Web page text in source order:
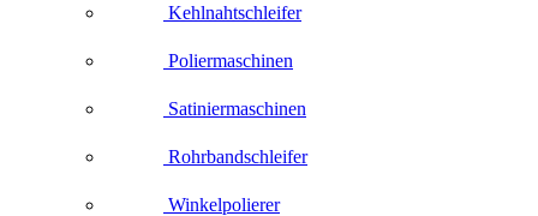
Kehlnahtschleifer
Poliermaschinen
Satiniermaschinen
Rohrbandschleifer
Winkelpolierer